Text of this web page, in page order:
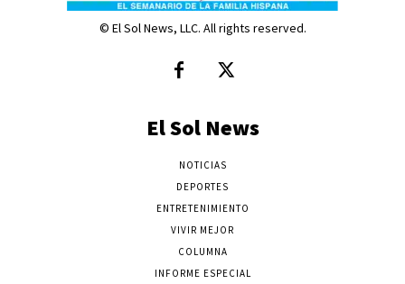
© El Sol News, LLC. All rights reserved.
El Sol News
NOTICIAS
DEPORTES
ENTRETENIMIENTO
VIVIR MEJOR
COLUMNA
INFORME ESPECIAL